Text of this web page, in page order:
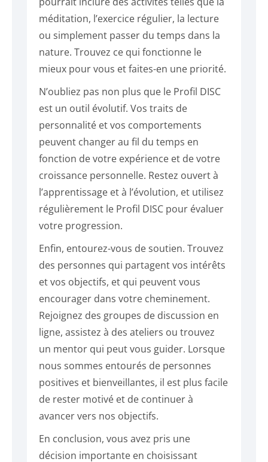
méditation, l’exercice régulier, la lecture
ou simplement passer du temps dans la
nature. Trouvez ce qui fonctionne le
mieux pour vous et faites-en une priorité.
N’oubliez pas non plus que le Profil DISC
est un outil évolutif. Vos traits de
personnalité et vos comportements
peuvent changer au fil du temps en
fonction de votre expérience et de votre
croissance personnelle. Restez ouvert à
l’apprentissage et à l’évolution, et utilisez
régulièrement le Profil DISC pour évaluer
votre progression.
Enfin, entourez-vous de soutien. Trouvez
des personnes qui partagent vos intérêts
et vos objectifs, et qui peuvent vous
encourager dans votre cheminement.
Rejoignez des groupes de discussion en
ligne, assistez à des ateliers ou trouvez
un mentor qui peut vous guider. Lorsque
nous sommes entourés de personnes
positives et bienveillantes, il est plus facile
de rester motivé et de continuer à
avancer vers nos objectifs.
En conclusion, vous avez pris une
décision importante en choisissant